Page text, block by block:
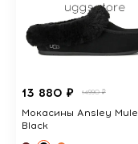
13 880 ₽ 14990 ₽
Мокасины Ansley Mule
Black